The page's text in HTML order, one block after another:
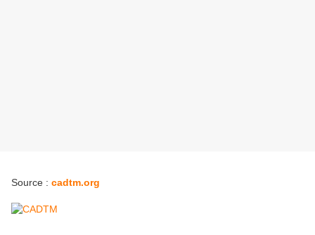
Source : cadtm.org